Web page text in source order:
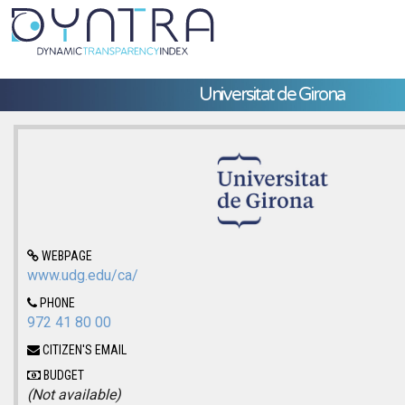
Universitat de Girona
WEBPAGE
www.udg.edu/ca/
PHONE
972 41 80 00
CITIZEN'S EMAIL
BUDGET
(Not available)